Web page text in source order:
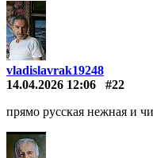
vladislavrak19248
14.04.2026 12:06
#22
прямо русская нежная и